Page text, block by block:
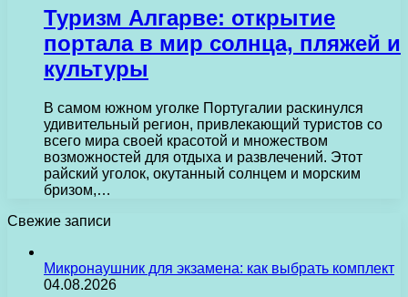
Туризм Алгарве: открытие
портала в мир солнца, пляжей и
культуры
В самом южном уголке Португалии раскинулся
удивительный регион, привлекающий туристов со
всего мира своей красотой и множеством
возможностей для отдыха и развлечений. Этот
райский уголок, окутанный солнцем и морским
бризом,…
Свежие записи
Микронаушник для экзамена: как выбрать комплект
04.08.2026